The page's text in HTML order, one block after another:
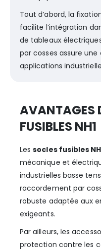
Tout d’abord, la
facilite l’intégration
de tableaux
par cosses assure
applications
AVANTAGES
FUSIBLES NH1
Lessocles fusibles
mécanique et
industrielles basse
raccordement par
robuste adaptée aux
exigeants.
Par ailleurs, les
protection contre les